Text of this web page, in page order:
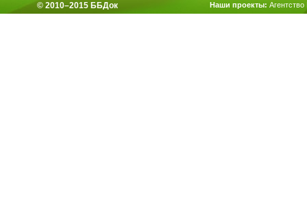
© 2010–2015 ББДок
Наши проекты: